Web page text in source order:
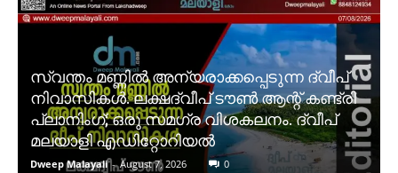
സ്വന്തം മണ്ണിൽ അന്യരാക്കപ്പെടുന്ന ദ്വീപ്
നിവാസികൾ. ലക്ഷദ്വീപ് ടൗൺ ആന്റ് കണ്ട്രി
പ്ലാനിംഗ്; ഒരു സമഗ്ര വിശകലനം. ദ്വീപ്
മലയാളി എഡിറ്റോറിയൽ
Dweep Malayali - August 7, 2026 0